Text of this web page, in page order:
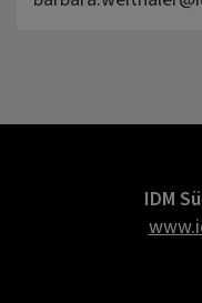
IDM